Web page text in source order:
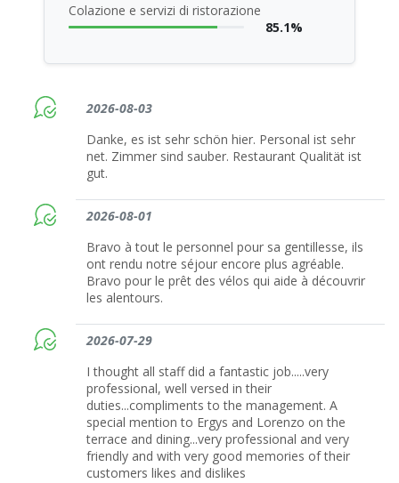
2026-08-03
Danke, es ist sehr schön hier. Personal ist sehr
net. Zimmer sind sauber. Restaurant Qualität ist
gut.
2026-08-01
Bravo à tout le personnel pour sa gentillesse, ils
ont rendu notre séjour encore plus agréable.
Bravo pour le prêt des vélos qui aide à découvrir
les alentours.
2026-07-29
I thought all staff did a fantastic job.....very
professional, well versed in their
duties...compliments to the management. A
special mention to Ergys and Lorenzo on the
terrace and dining...very professional and very
friendly and with very good memories of their
customers likes and dislikes
Colazione e servizi di ristorazione
85.1%